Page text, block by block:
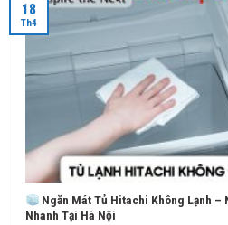
Ngăn Mát Tủ Hitachi Không Lạnh –
Nhanh Tại Hà Nội
18
Th4